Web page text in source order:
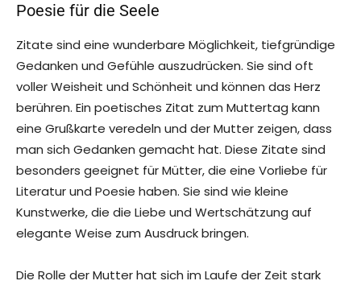
Poesie für die Seele
Zitate sind eine wunderbare Möglichkeit, tiefgründige
Gedanken und Gefühle auszudrücken. Sie sind oft
voller Weisheit und Schönheit und können das Herz
berühren. Ein poetisches Zitat zum Muttertag kann
eine Grußkarte veredeln und der Mutter zeigen, dass
man sich Gedanken gemacht hat. Diese Zitate sind
besonders geeignet für Mütter, die eine Vorliebe für
Literatur und Poesie haben. Sie sind wie kleine
Kunstwerke, die die Liebe und Wertschätzung auf
elegante Weise zum Ausdruck bringen.
Die Rolle der Mutter hat sich im Laufe der Zeit stark